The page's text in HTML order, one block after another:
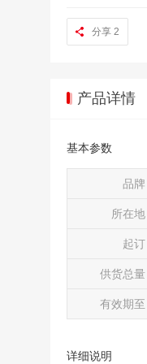
分享 2
产品详情
基本参数
品牌
所在地
起订
供货总量
有效期至
详细说明